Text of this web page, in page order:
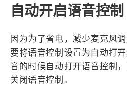
自动开启语音控制
因为为了省电，减少麦克风
要将语音控制设置为自动打
音的时候自动打开语音控制
关闭语音控制。